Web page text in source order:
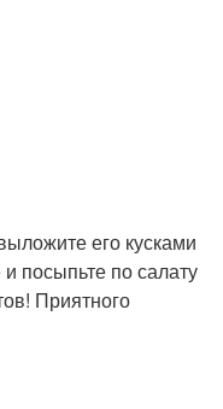
его кусками
посыпьте по салату
Приятного